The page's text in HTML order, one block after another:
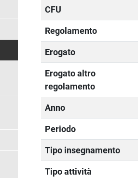
CFU
Regolamento
Erogato
Erogato altro
regolamento
Anno
Periodo
Tipo insegnamento
Tipo attività